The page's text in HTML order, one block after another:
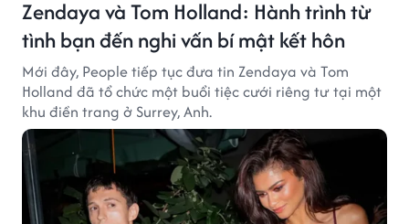
Zendaya và Tom Holland: Hành trình từ
tình bạn đến nghi vấn bí mật kết hôn
Mới đây, People tiếp tục đưa tin Zendaya và Tom
Holland đã tổ chức một buổi tiệc cưới riêng tư tại một
khu điền trang ở Surrey, Anh.